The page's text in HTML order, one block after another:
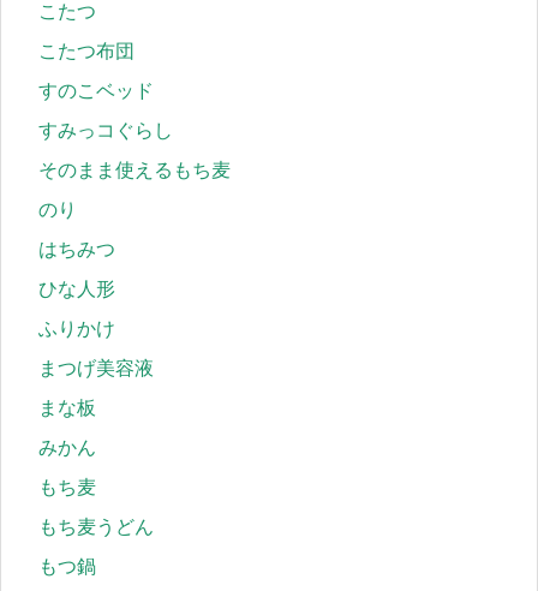
こたつ
こたつ布団
すのこベッド
すみっコぐらし
そのまま使えるもち麦
のり
はちみつ
ひな人形
ふりかけ
まつげ美容液
まな板
みかん
もち麦
もち麦うどん
もつ鍋